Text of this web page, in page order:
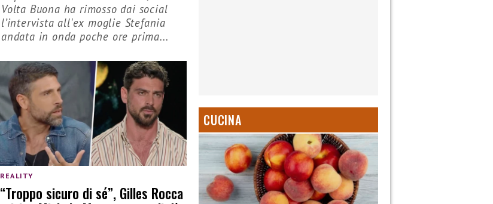
Volta Buona ha rimosso dai social
l’intervista all'ex moglie Stefania
andata in onda poche ore prima...
REALITY
“Troppo sicuro di sé”, Gilles Rocca
CUCINA